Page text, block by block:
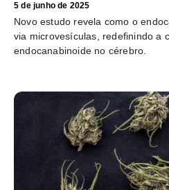
5 de junho de 2025
Novo estudo revela como o
via microvesículas, redefinindo a
endocanabinoide no cérebro.